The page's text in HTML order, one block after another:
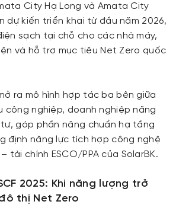
City Hạ Long và Amata City
dự kiến triển khai từ đầu năm 2026,
sạch tại chỗ cho các nhà máy,
và hỗ trợ mục tiêu Net Zero quốc
ra mô hình hợp tác ba bên giữa
công nghiệp, doanh nghiệp năng
góp phần nâng chuẩn hạ tầng
định năng lực tích hợp công nghệ
tài chính ESCO/PPA của SolarBK.
2025: Khi năng lượng trở
thị Net Zero